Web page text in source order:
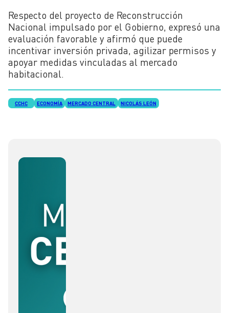
Respecto del proyecto de Reconstrucción
Nacional impulsado por el Gobierno, expresó una
evaluación favorable y afirmó que puede
incentivar inversión privada, agilizar permisos y
apoyar medidas vinculadas al mercado
habitacional.
CCHC ECONOMÍA MERCADO CENTRAL NICOLÁS LEÓN